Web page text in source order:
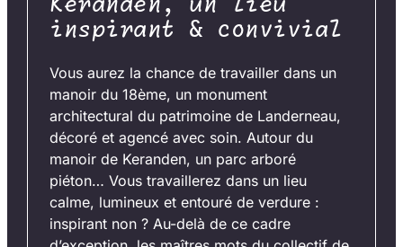
Keranden, un lieu
inspirant & convivial
Vous aurez la chance de travailler dans un
manoir du 18ème, un monument
architectural du patrimoine de Landerneau,
décoré et agencé avec soin. Autour du
manoir de Keranden, un parc arboré
piéton… Vous travaillerez dans un lieu
calme, lumineux et entouré de verdure :
inspirant non ? Au-delà de ce cadre